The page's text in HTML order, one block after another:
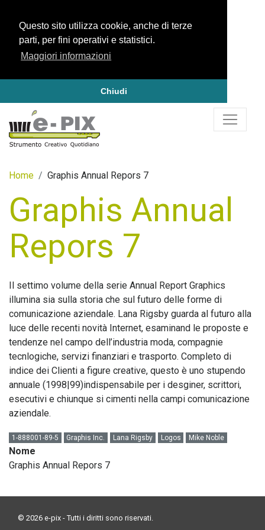
Questo sito utilizza cookie, anche di terze
parti, per fini operativi e statistici.
Maggiori informazioni
Chiudi
Home Graphis Annual Repors 7
Graphis Annual
Repors 7
Il settimo volume della serie Annual Report Graphics
illumina sia sulla storia che sul futuro delle forme di
comunicazione aziendale. Lana Rigsby guarda al futuro alla
luce delle recenti novità Internet, esaminand le proposte e
tendenze nel campo dell’industria moda, compagnie
tecnlogiche, servizi finanziari e trasporto. Completo di
indice dei Clienti a figure creative, questo è uno stupendo
annuale (1998|99)indispensabile per i desginer, scrittori,
esecutivi e chiunque si cimenti nella campi comunicazione
aziendale.
1-888001-89-5 Graphis Inc. Lana Rigsby Logos Mike Noble
Nome
Graphis Annual Repors 7
© 2026 e-pix - Tutti i diritti sono riservati.